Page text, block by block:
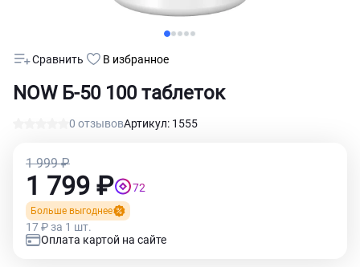
NOW Б-50 100 таблеток
0 отзывовАртикул: 1555
Сравнить В избранное
1 999 ₽
1 799 ₽ 72
Больше выгоднее
17 ₽ за 1 шт.
Оплата картой на сайте